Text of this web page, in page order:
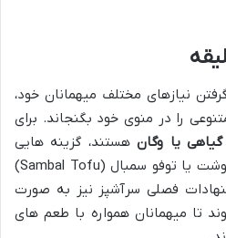
نیازهای مختلف میهمانان خود،
را در منوی خود بگنجاند. برای
گیاهی یا وگانهستند، گزینه هایی
مانند سبزیجات کاری بدون گوشت یا توفو سمبال (Sambal Tofu)
فصلی سرآشپز نیز به صورت
تا میهمانان همواره با طعم های